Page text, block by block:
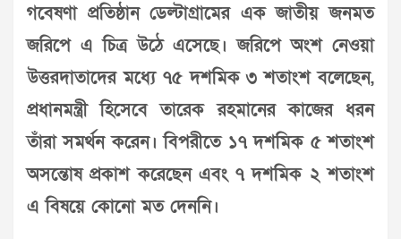
গবেষণা প্রতিষ্ঠান ডেল্টাগ্রামের এক জাতীয় জনমত
জরিপে এ চিত্র উঠে এসেছে। জরিপে অংশ নেওয়া
উত্তরদাতাদের মধ্যে ৭৫ দশমিক ৩ শতাংশ বলেছেন,
প্রধানমন্ত্রী হিসেবে তারেক রহমানের কাজের ধরন
তাঁরা সমর্থন করেন। বিপরীতে ১৭ দশমিক ৫ শতাংশ
অসন্তোষ প্রকাশ করেছেন এবং ৭ দশমিক ২ শতাংশ
এ বিষয়ে কোনো মত দেননি।